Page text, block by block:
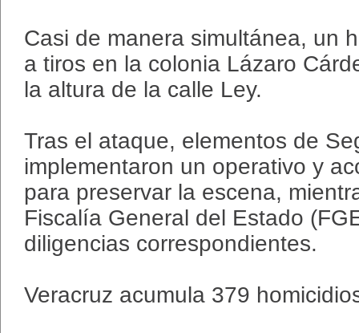
Casi de manera simultánea, un
a tiros en la colonia Lázaro
la altura de la calle Ley.
Tras el ataque, elementos de
implementaron un operativo y
para preservar la escena,
Fiscalía General del Estado
diligencias correspondientes.
Veracruz acumula 379